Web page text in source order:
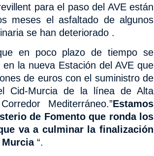
para el paso del AVE están
meses elasfaltado de algunos
se han deteriorado .
en poco plazo de tiempo se
la nueva Estación del AVE que
de euros con el suministro de
Cid-Murcia de la línea de Alta
Mediterráneo.”Estamos
de Fomento que ronda los
va a culminar la finalización
Murcia “.